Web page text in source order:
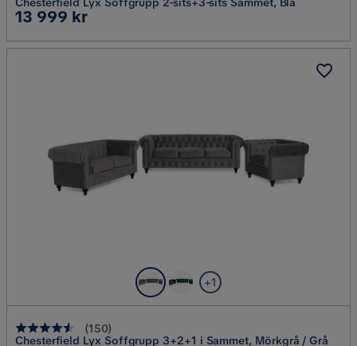
Pris
13 999 kr
+1
(150)
Chesterfield Lyx Soffgrupp 3+2+1 i Sammet, Mörkgrå / Grå